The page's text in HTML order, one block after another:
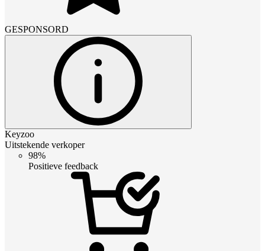
GESPONSORD
Keyzoo
Uitstekende verkoper
98%
Positieve feedback